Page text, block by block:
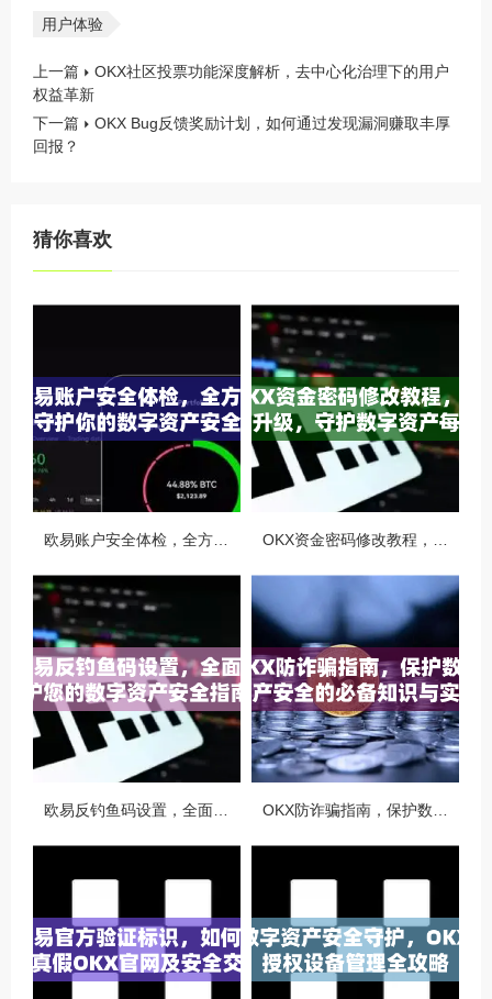
用户体验
上一篇
OKX社区投票功能深度解析，去中心化治理下的用户
权益革新
下一篇
OKX Bug反馈奖励计划，如何通过发现漏洞赚取丰厚
回报？
猜你喜欢